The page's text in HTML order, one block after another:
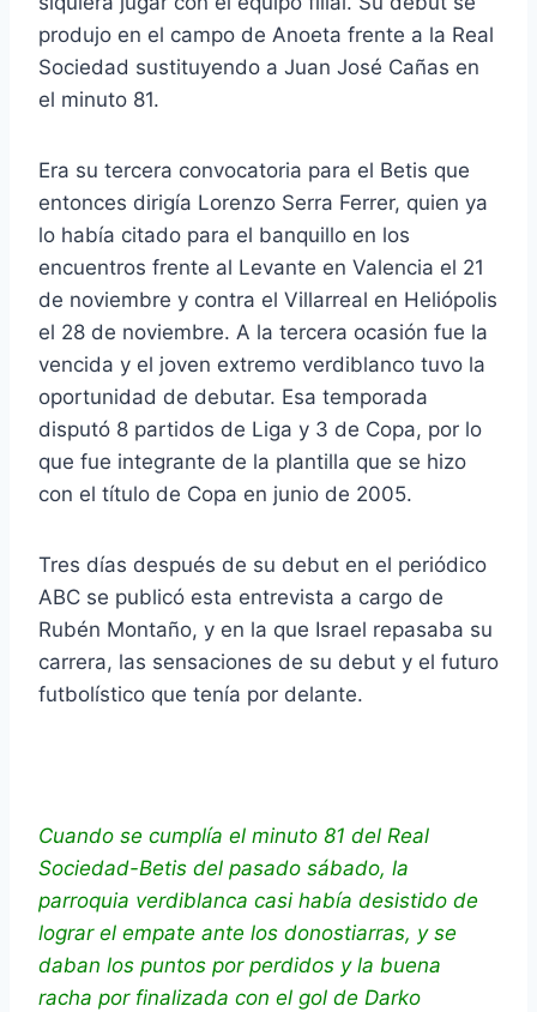
produjo en el campo de Anoeta frente a la Real
Sociedad sustituyendo a Juan José Cañas en
el minuto 81.
Era su tercera convocatoria para el Betis que
entonces dirigía Lorenzo Serra Ferrer, quien ya
lo había citado para el banquillo en los
encuentros frente al Levante en Valencia el 21
de noviembre y contra el Villarreal en Heliópolis
el 28 de noviembre. A la tercera ocasión fue la
vencida y el joven extremo verdiblanco tuvo la
oportunidad de debutar. Esa temporada
disputó 8 partidos de Liga y 3 de Copa, por lo
que fue integrante de la plantilla que se hizo
con el título de Copa en junio de 2005.
Tres días después de su debut en el periódico
ABC se publicó esta entrevista a cargo de
Rubén Montaño, y en la que Israel repasaba su
carrera, las sensaciones de su debut y el futuro
futbolístico que tenía por delante.
Cuando se cumplía el minuto 81 del Real
Sociedad-Betis del pasado sábado, la
parroquia verdiblanca casi había desistido de
lograr el empate ante los donostiarras, y se
daban los puntos por perdidos y la buena
racha por finalizada con el gol de Darko